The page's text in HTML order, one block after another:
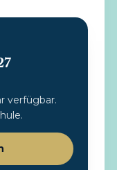
verfügbar.